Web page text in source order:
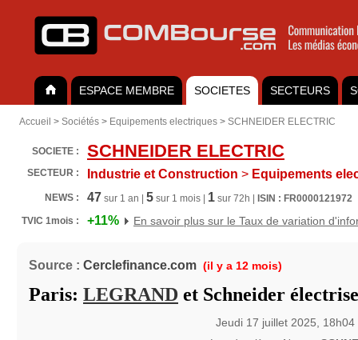
ESPACE MEMBRE SOCIETES SECTEURS
Accueil > Sociétés > Equipements electriques > SCHNEIDER ELECTRIC
SOCIETE : SCHNEIDER ELECTRIC
SECTEUR : Industrie et Construction > Equipements
NEWS : 47 sur 1 an | 5 sur 1 mois | 1 sur 72h |
ISIN : FR0000121972
TVIC 1mois :
+11% En savoir plus sur le Taux de variation
Source : Cerclefinance.com (il y a 12 mois)
Paris: LEGRAND et Schneider
Jeudi 17 juillet 2025,